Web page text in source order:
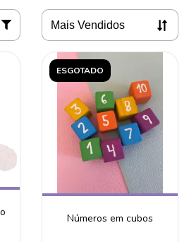
ESGOTADO
Números em cubos